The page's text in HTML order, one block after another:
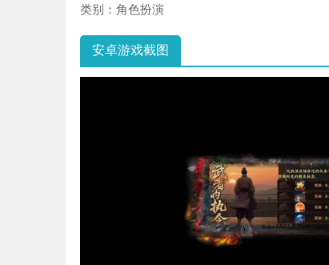
类别： 角色扮演
安卓游戏截图